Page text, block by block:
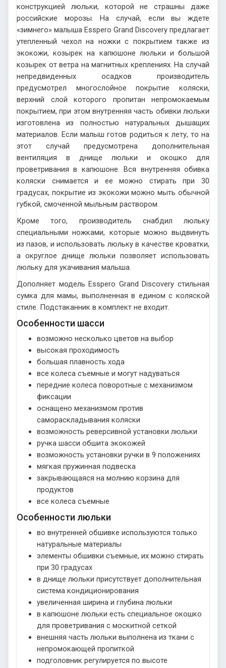
конструкцией люльки, которой не страшны даже
российские морозы. На случай, если вы ждете
«зимнего» малыша Esspero Grand Discovery предлагает
утепленный чехол на ножки с покрытием также из
экокожи, козырек на капюшоне люльки и большой
козырек от ветра на магнитных креплениях. На случай
непредвиденных осадков производитель
предусмотрел многослойное покрытие коляски,
верхний слой которого пропитан непромокаемым
покрытием, при этом внутренняя часть обивки люльки
изготовлена из полностью натуральных дышащих
материалов. Если малыш готов родиться к лету, то на
этот случай предусмотрена дополнительная
вентиляция в днище люльки и окошко для
проветривания в капюшоне. Вся внутренняя обивка
коляски снимается и ее можно стирать при 30
градусах, покрытие из экокожи можно мыть обычной
губкой, смоченной мыльным раствором.
Кроме того, производитель снабдил люльку
специальными ножками, которые можно выдвинуть
из пазов, и использовать люльку в качестве кроватки,
а округлое днище люльки позволяет использовать
люльку для укачивания малыша.
Дополняет модель Esspero Grand Discovery стильная
сумка для мамы, выполненная в едином с коляской
стиле. Подстаканник в комплект не входит.
Особенности шасси
возможно несколько цветов на выбор
высокая проходимость
большая плавность хода
все колеса съемные и могут надуваться
передние колеса поворотные с механизмом
фиксации
оснащено механизмом против
самораскладывания коляски
возможность реверсивной установки люльки
ручка шасси обшита экокожей
возможность установки ручки в 9 положениях
мягкая пружинная подвеска
закрывающаяся на молнию корзина для
продуктов
все колеса съемные
Особенности люльки
во внутренней обшивке используются только
натуральные материалы
элементы обшивки съемные, их можно стирать
при 30 градусах
в днище люльки присутствует дополнительная
система кондиционирования
увеличенная ширина и глубина люльки
в капюшоне люльки есть специальное окошко
для проветривания с москитной сеткой
внешняя часть люльки выполнена из ткани с
непромокающей пропиткой
подголовник регулируется по высоте